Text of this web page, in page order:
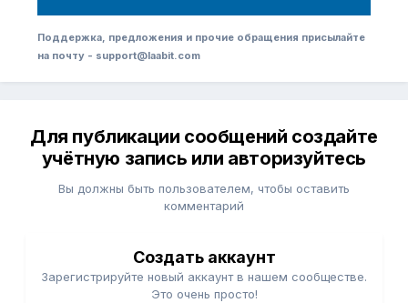
Поддержка, предложения и прочие обращения присылайте
на почту - support@laabit.com
Для публикации сообщений создайте
учётную запись или авторизуйтесь
Вы должны быть пользователем, чтобы оставить
комментарий
Создать аккаунт
Зарегистрируйте новый аккаунт в нашем сообществе.
Это очень просто!